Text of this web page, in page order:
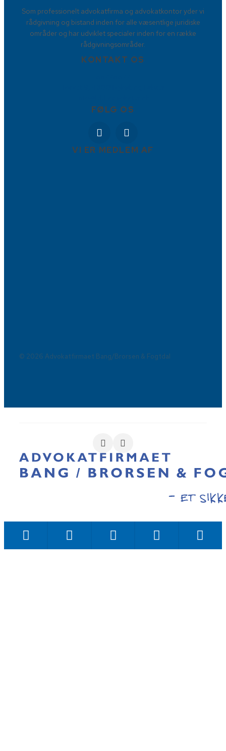
Som professionelt advokatfirma og advokatkontor yder vi
rådgivning og bistand inden for alle væsentlige juridiske
områder og har udviklet specialer inden for en række
rådgivningsområder.
KONTAKT OS
FØLG OS
VI ER MEDLEM AF
© 2026 Advokatfirmaet Bang/Brorsen & Fogtdal